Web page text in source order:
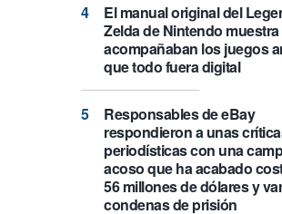
El manual original del
Zelda de Nintendo
acompañaban los juegos
que todo fuera digital
Responsables de eBay
respondieron a unas
periodísticas con una
acoso que ha acabado
56 millones de dólares y
condenas de prisión